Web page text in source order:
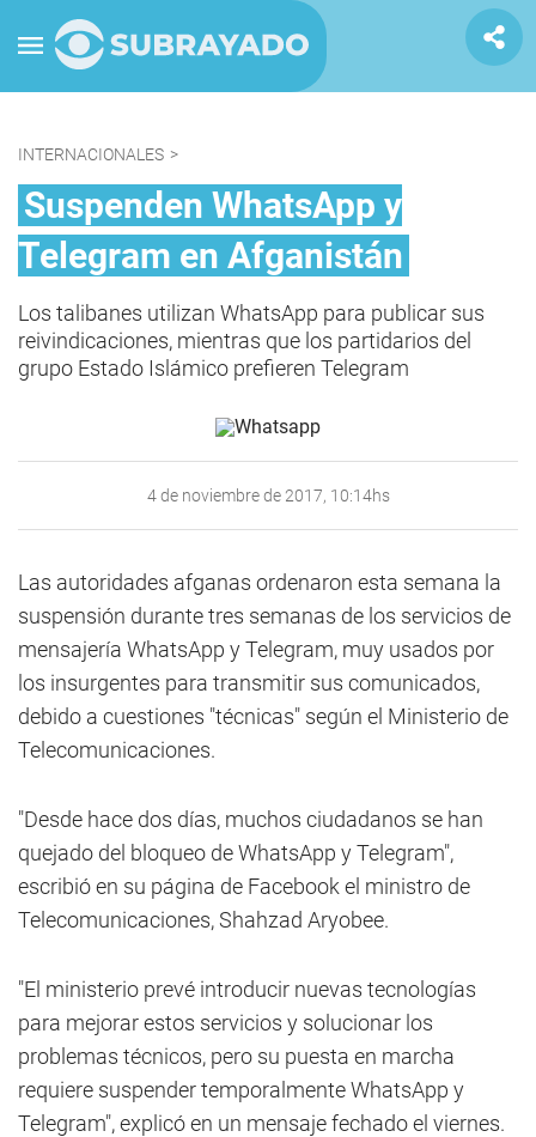
INTERNACIONALES >
Suspenden WhatsApp y
Telegram en Afganistán
Los talibanes utilizan WhatsApp para publicar sus
reivindicaciones, mientras que los partidarios del
grupo Estado Islámico prefieren Telegram
4 de noviembre de 2017, 10:14hs
Las autoridades afganas ordenaron esta semana la
suspensión durante tres semanas de los servicios de
mensajería WhatsApp y Telegram, muy usados por
los insurgentes para transmitir sus comunicados,
debido a cuestiones "técnicas" según el Ministerio de
Telecomunicaciones.
"Desde hace dos días, muchos ciudadanos se han
quejado del bloqueo de WhatsApp y Telegram",
escribió en su página de Facebook el ministro de
Telecomunicaciones, Shahzad Aryobee.
"El ministerio prevé introducir nuevas tecnologías
para mejorar estos servicios y solucionar los
problemas técnicos, pero su puesta en marcha
requiere suspender temporalmente WhatsApp y
Telegram", explicó en un mensaje fechado el viernes.